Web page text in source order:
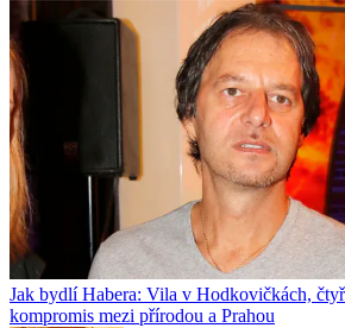
Jak bydlí Habera: Vila v Hodkovičkách,
kompromis mezi přírodou a Prahou